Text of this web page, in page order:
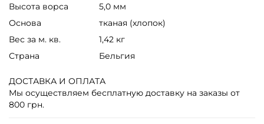
Высота ворса
5,0 мм
Основа
тканая (хлопок)
Вес за м. кв.
1,42 кг
Страна
Бельгия
ДОСТАВКА И ОПЛАТА
Мы осуществляем бесплатную доставку на заказы от
800 грн.